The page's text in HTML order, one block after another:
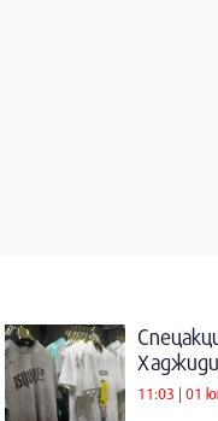
11:03 | 01